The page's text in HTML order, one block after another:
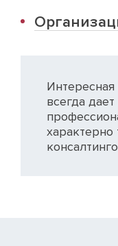
Интересная
всегда
характерно